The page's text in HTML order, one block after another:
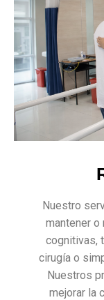
Nuestro
mantener
cognitivas,
cirugía o
Nuestros
mejorar la